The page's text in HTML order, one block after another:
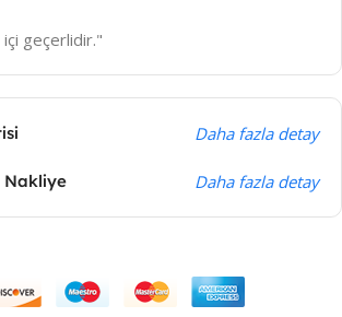
geçerlidir."
Daha fazla detay
Nakliye Daha fazla detay